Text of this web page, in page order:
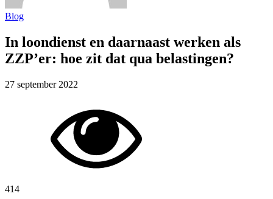
Blog
In loondienst en daarnaast werken als
ZZP’er: hoe zit dat qua belastingen?
27 september 2022
414